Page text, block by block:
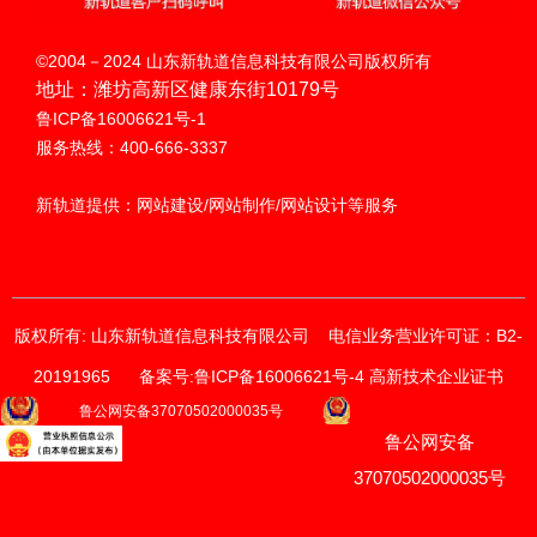
扫码呼叫
©2004－2024 山东新轨道信息科技有限公司版权所有
地址：潍坊高新区健康东街10179号
鲁ICP备16006621号-1
服务热线：400-666-3337
新轨道提供：网站建设/网站制作/网站设计等服务
获取价格与方案
请输入您的联系方式
我们的销售顾问将尽快与您联系。
版权所有: 山东新轨道信息科技有限公司 电信业务营业许可证：B2-
20191965 备案号:鲁ICP备16006621号-4 高新技术企业证书
鲁公网安备37070502000035号
鲁公网安备
37070502000035号